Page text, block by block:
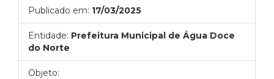
Publicado em: 17/03/2025
Entidade: Prefeitura Municipal de Água Doce
do Norte
Objeto: